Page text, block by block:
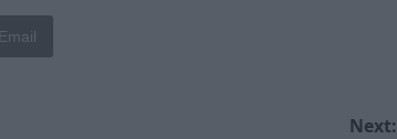
Email
Next: